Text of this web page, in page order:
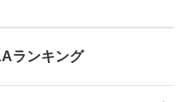
ランキング